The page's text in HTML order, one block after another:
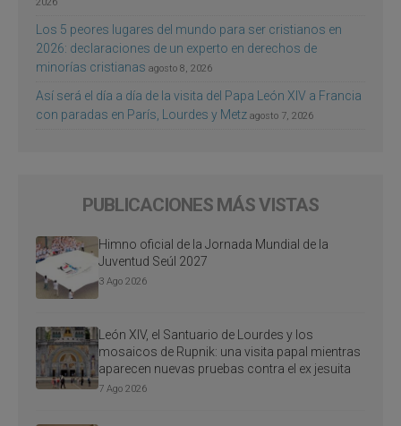
Los 5 peores lugares del mundo para ser cristianos en
2026: declaraciones de un experto en derechos de
minorías cristianas agosto 8, 2026
Así será el día a día de la visita del Papa León XIV a Francia
con paradas en París, Lourdes y Metz agosto 7, 2026
PUBLICACIONES MÁS VISTAS
Himno oficial de la Jornada Mundial de la
Juventud Seúl 2027
3 Ago 2026
León XIV, el Santuario de Lourdes y los
mosaicos de Rupnik: una visita papal mientras
aparecen nuevas pruebas contra el ex jesuita
7 Ago 2026